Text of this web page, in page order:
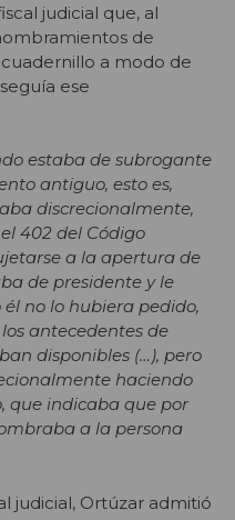
judicial que, al
de
a modo de
ese
estaba de subrogante
antiguo, esto es,
discrecionalmente,
402 del Código
a la apertura de
de presidente y le
no lo hubiera pedido,
antecedentes de
disponibles (…), pero
haciendo
que indicaba que por
a la persona
judicial, Ortúzar admitió